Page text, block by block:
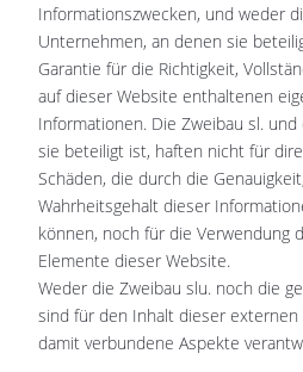
Informationszwecken, und weder
Unternehmen, an denen sie
Garantie für die Richtigkeit,
auf dieser Website enthaltenen
Informationen. Die Zweibau sl.
sie beteiligt ist, haften nicht für
Schäden, die durch die
Wahrheitsgehalt dieser
können, noch für die Verwendung
Elemente dieser Website.
Weder die Zweibau slu. noch die
sind für den Inhalt dieser
damit verbundene Aspekte